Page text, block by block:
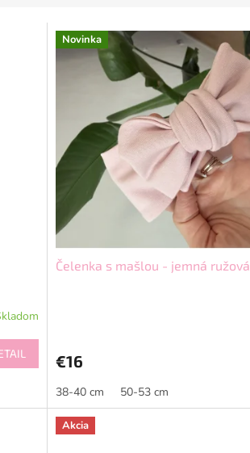
Novinka
Čelenka s mašlou - jemná ružová
€16
38-40 cm 50-53 cm
Akcia